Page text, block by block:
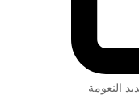
النعومة